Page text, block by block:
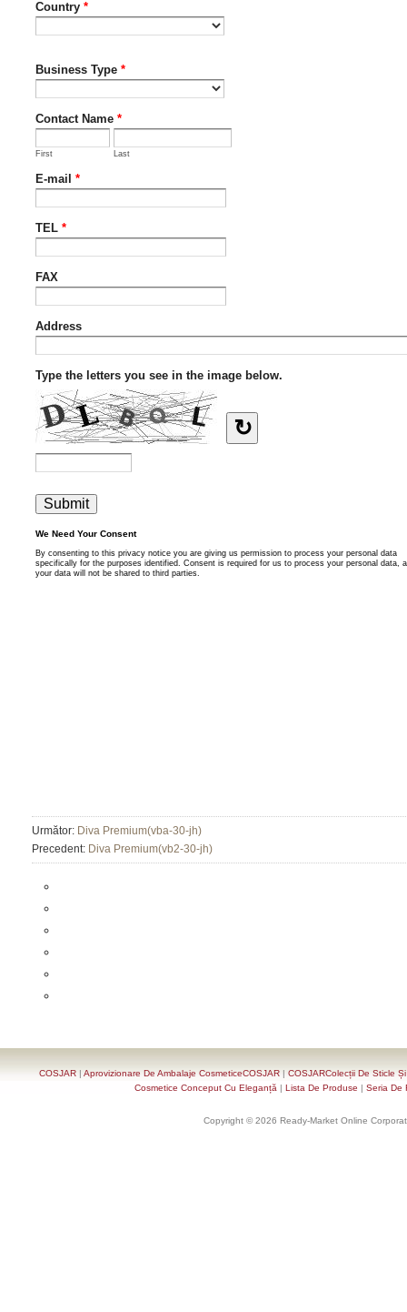
Următor: Diva Premium(vba-30-jh)
Precedent: Diva Premium(vb2-30-jh)
COSJAR | Aprovizionare De Ambalaje CosmeticeCOSJAR | COSJARColecții De Sticle
Cosmetice Conceput Cu Eleganță | Lista De Produse | Seria De
Copyright © 2026 Ready-Market Online